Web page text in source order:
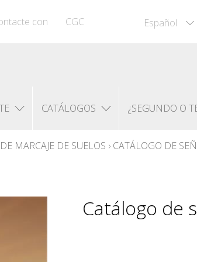
Español
con CGC
CATÁLOGOS ¿SEGUNDO O
MARCAJE DE SUELOS › CATÁLOGO DE
Catálogo de